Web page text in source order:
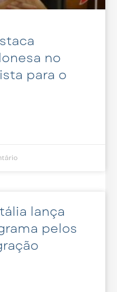
no
para o
lança
pelos